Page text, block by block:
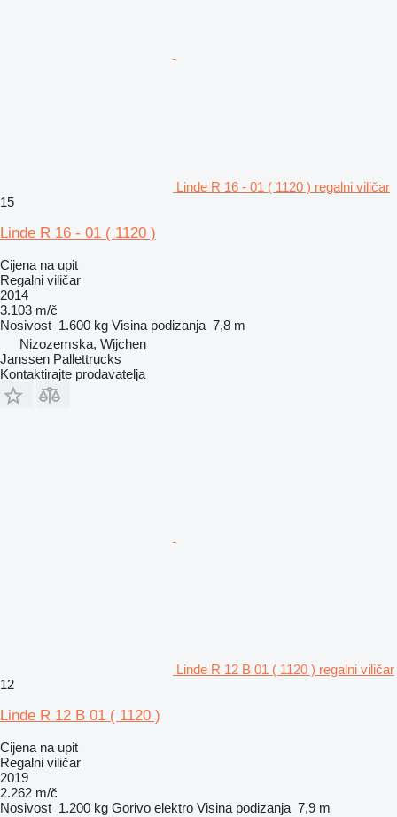
Linde R 16 - 01 ( 1120 ) regalni viličar
15
Linde R 16 - 01 ( 1120 )
Cijena na upit
Regalni viličar
2014
3.103 m/č
Nosivost 1.600 kg Visina podizanja 7,8 m
Nizozemska, Wijchen
Janssen Pallettrucks
Kontaktirajte prodavatelja
Linde R 12 B 01 ( 1120 ) regalni viličar
12
Linde R 12 B 01 ( 1120 )
Cijena na upit
Regalni viličar
2019
2.262 m/č
Nosivost 1.200 kg Gorivo elektro Visina podizanja 7,9 m